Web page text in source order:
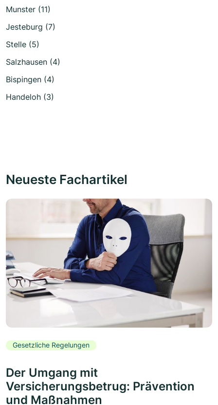
Munster (11)
Jesteburg (7)
Stelle (5)
Salzhausen (4)
Bispingen (4)
Handeloh (3)
Neueste Fachartikel
Gesetzliche Regelungen
Der Umgang mit
Versicherungsbetrug: Prävention
und Maßnahmen